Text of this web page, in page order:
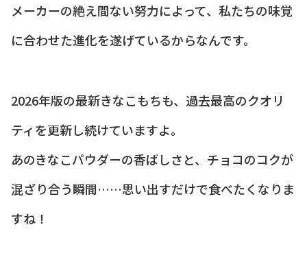
メーカーの絶え間ない努力によって、私たちの味覚
に合わせた進化を遂げているからなんです。
2026年版の最新きなこもちも、過去最高のクオリ
ティを更新し続けていますよ。
あのきなこパウダーの香ばしさと、チョコのコクが
混ざり合う瞬間……思い出すだけで食べたくなりま
すね！